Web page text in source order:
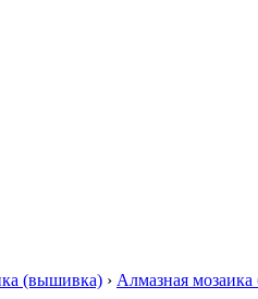
(вышивка) › Алмазная мозаика